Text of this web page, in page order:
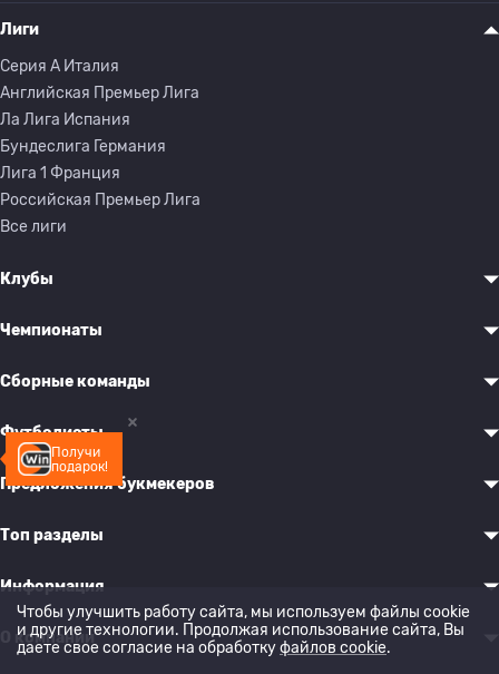
Получи
подарок!
Лиги
Серия A Италия
Английская Премьер Лига
Ла Лига Испания
Бундеслига Германия
Лига 1 Франция
Российская Премьер Лига
Все лиги
Клубы
Чемпионаты
Сборные команды
Футболисты
Предложения букмекеров
Топ разделы
Информация
О компании
Чтобы улучшить работу сайта, мы используем файлы cookie
и другие технологии. Продолжая использование сайта, Вы
даете свое согласие на обработкуфайлов cookie.